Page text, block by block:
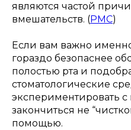
являются частой
вмешательств. (PMC)
Если вам важно
гораздо безопаснее
полостью рта и
стоматологические
экспериментировать с
закончиться не
помощью.